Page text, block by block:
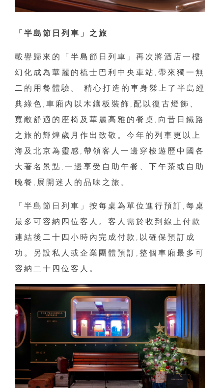
「半島節日列車」之旅
載譽歸來的「半島節日列車」再次將酒店一樓
幻化成為華麗的梳士巴利中央車站,帶來獨一無
二的用餐體驗。 精心打造的車身髹上了半島經
典綠色,車廂內以木鑲板裝飾,配以復古燈飾、
寬敞舒適的座椅及華麗高雅的餐桌,向昔日鐵路
之旅的輝煌歲月作出致敬。今年的列車更以上
海及北京為靈感,帶領客人一邊穿梭遊歷中國各
大著名景點,一邊享受自助午餐、下午茶或自助
晚餐,展開迷人的品味之旅。
「半島節日列車」按每桌為單位進行預訂,每桌
最多可容納四位客人。客人需於收到線上付款
連結後二十四小時內完成付款,以確保預訂成
功。另設私人或企業團體預訂,整個車廂最多可
容納二十四位客人。